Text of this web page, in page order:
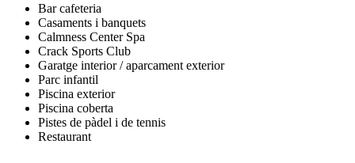
Bar cafeteria
Casaments i banquets
Calmness Center Spa
Crack Sports Club
Garatge interior / aparcament exterior
Parc infantil
Piscina exterior
Piscina coberta
Pistes de pàdel i de tennis
Restaurant